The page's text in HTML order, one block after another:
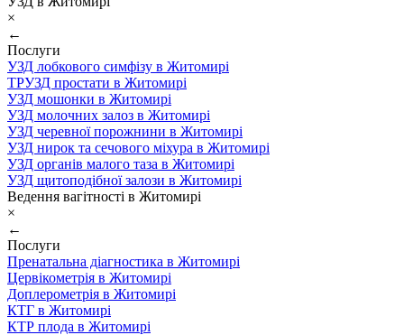
×
←
Послуги
УЗД лобкового симфізу в Житомирі
ТРУЗД простати в Житомирі
УЗД мошонки в Житомирі
УЗД молочних залоз в Житомирі
УЗД черевної порожнини в Житомирі
УЗД нирок та сечового міхура в Житомирі
УЗД органів малого таза в Житомирі
УЗД щитоподібної залози в Житомирі
Ведення вагітності в Житомирі
×
←
Послуги
Пренатальна діагностика в Житомирі
Цервікометрія в Житомирі
Доплерометрія в Житомирі
КТГ в Житомирі
КТР плода в Житомирі